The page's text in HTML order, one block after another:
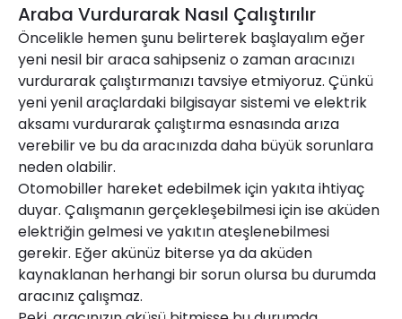
Araba Vurdurarak Nasıl Çalıştırılır
Öncelikle hemen şunu belirterek başlayalım eğer
yeni nesil bir araca sahipseniz o zaman aracınızı
vurdurarak çalıştırmanızı tavsiye etmiyoruz. Çünkü
yeni yenil araçlardaki bilgisayar sistemi ve elektrik
aksamı vurdurarak çalıştırma esnasında arıza
verebilir ve bu da aracınızda daha büyük sorunlara
neden olabilir.
Otomobiller hareket edebilmek için yakıta ihtiyaç
duyar. Çalışmanın gerçekleşebilmesi için ise aküden
elektriğin gelmesi ve yakıtın ateşlenebilmesi
gerekir. Eğer akünüz biterse ya da aküden
kaynaklanan herhangi bir sorun olursa bu durumda
aracınız çalışmaz.